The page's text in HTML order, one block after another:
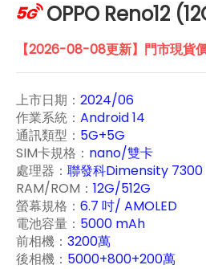
OPPO Reno12
【2026-08-08更新】門市現貨
上市日期： 2024/06
作業系統： Android 14
通訊類型： 5G+5G
SIM卡規格： nano/雙卡
處理器： 聯發科Dimensity 7300
RAM/ROM： 12G/512G
螢幕規格： 6.7 吋/ AMOLED
電池容量： 5000 mAh
前相機： 3200萬
後相機： 5000+800+200萬